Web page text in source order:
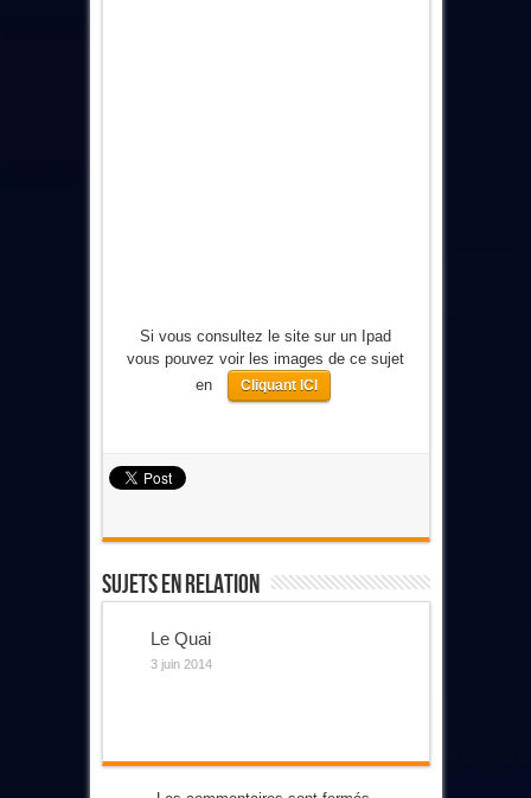
Si vous consultez le site sur un Ipad
vous pouvez voir les images de ce sujet
en
Cliquant ICI
Sujets En Relation
Le Quai
3 juin 2014